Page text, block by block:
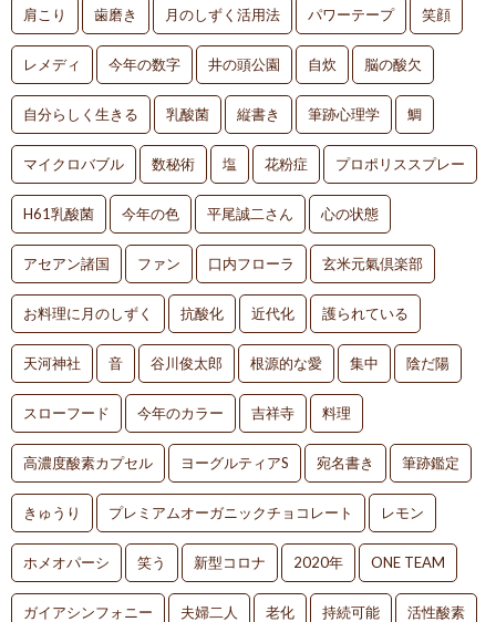
肩こり 歯磨き 月のしずく活用法 パワーテープ 笑顔
レメディ 今年の数字 井の頭公園 自炊 脳の酸欠
自分らしく生きる 乳酸菌 縦書き 筆跡心理学 鯛
マイクロバブル 数秘術 塩 花粉症 プロポリススプレー
H61乳酸菌 今年の色 平尾誠二さん 心の状態
アセアン諸国 ファン 口内フローラ 玄米元氣倶楽部
お料理に月のしずく 抗酸化 近代化 護られている
天河神社 音 谷川俊太郎 根源的な愛 集中 陰だ陽
スローフード 今年のカラー 吉祥寺 料理
高濃度酸素カプセル ヨーグルティアS 宛名書き 筆跡鑑定
きゅうり プレミアムオーガニックチョコレート レモン
ホメオパーシ 笑う 新型コロナ 2020年 ONE TEAM
ガイアシンフォニー 夫婦二人 老化 持続可能 活性酸素